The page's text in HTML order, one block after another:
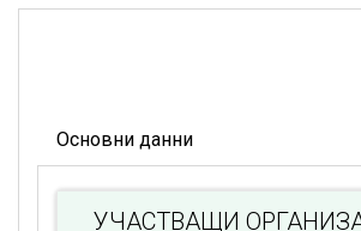
Основни данни
УЧАСТВАЩИ